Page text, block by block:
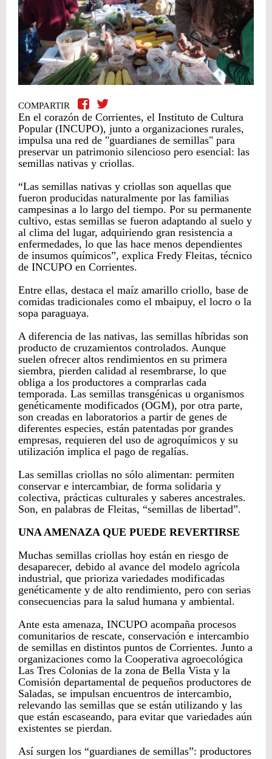
COMPARTIR
En el corazón de Corrientes, el Instituto de Cultura
Popular (INCUPO), junto a organizaciones rurales,
impulsa una red de "guardianes de semillas" para
preservar un patrimonio silencioso pero esencial: las
semillas nativas y criollas.
“Las semillas nativas y criollas son aquellas que
fueron producidas naturalmente por las familias
campesinas a lo largo del tiempo. Por su permanente
cultivo, estas semillas se fueron adaptando al suelo y
al clima del lugar, adquiriendo gran resistencia a
enfermedades, lo que las hace menos dependientes
de insumos químicos”, explica Fredy Fleitas, técnico
de INCUPO en Corrientes.
Entre ellas, destaca el maíz amarillo criollo, base de
comidas tradicionales como el mbaipuy, el locro o la
sopa paraguaya.
A diferencia de las nativas, las semillas híbridas son
producto de cruzamientos controlados. Aunque
suelen ofrecer altos rendimientos en su primera
siembra, pierden calidad al resembrarse, lo que
obliga a los productores a comprarlas cada
temporada. Las semillas transgénicas u organismos
genéticamente modificados (OGM), por otra parte,
son creadas en laboratorios a partir de genes de
diferentes especies, están patentadas por grandes
empresas, requieren del uso de agroquímicos y su
utilización implica el pago de regalías.
Las semillas criollas no sólo alimentan: permiten
conservar e intercambiar, de forma solidaria y
colectiva, prácticas culturales y saberes ancestrales.
Son, en palabras de Fleitas, “semillas de libertad”.
UNA AMENAZA QUE PUEDE REVERTIRSE
Muchas semillas criollas hoy están en riesgo de
desaparecer, debido al avance del modelo agrícola
industrial, que prioriza variedades modificadas
genéticamente y de alto rendimiento, pero con serias
consecuencias para la salud humana y ambiental.
Ante esta amenaza, INCUPO acompaña procesos
comunitarios de rescate, conservación e intercambio
de semillas en distintos puntos de Corrientes. Junto a
organizaciones como la Cooperativa agroecológica
Las Tres Colonias de la zona de Bella Vista y la
Comisión departamental de pequeños productores de
Saladas, se impulsan encuentros de intercambio,
relevando las semillas que se están utilizando y las
que están escaseando, para evitar que variedades aún
existentes se pierdan.
Así surgen los “guardianes de semillas”: productores